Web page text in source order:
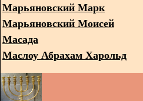
Марьяновский Марк
Марьяновский Моисей
Масада
Маслоу Абрахам Харольд